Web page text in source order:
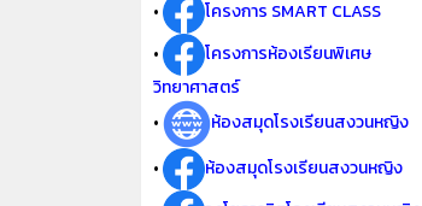
•
โครงการ SMART CLASS
•
โครงการห้องเรียนพิเศษ
วิทยาศาสตร์
•
ห้องสมุดโรงเรียนสงวนหญิง
•
ห้องสมุดโรงเรียนสงวนหญิง